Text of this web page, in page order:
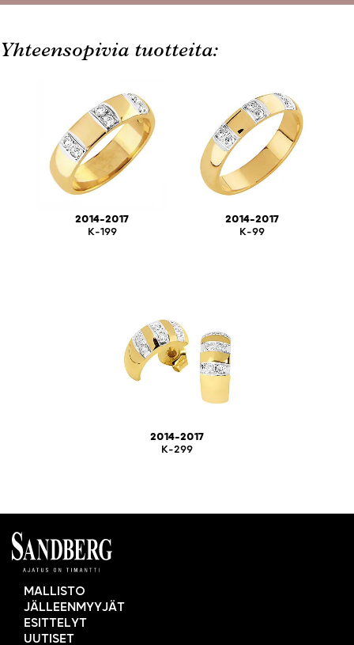
Yhteensopivia tuotteita:
2014-2017
K-199
2014-2017
K-99
2014-2017
K-299
MALLISTO
JÄLLEENMYYJÄT
ESITTELYT
UUTISET